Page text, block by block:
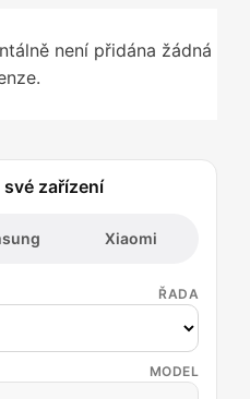
není přidána žádná
zařízení
Xiaomi
ŘADA
MODEL